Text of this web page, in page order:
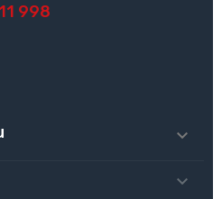
998

